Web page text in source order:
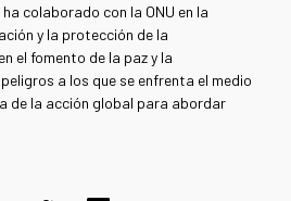
colaborado con la ONU en la
y la protección de la
el fomento de la paz y la
a los que se enfrenta el medio
de la acción global para abordar